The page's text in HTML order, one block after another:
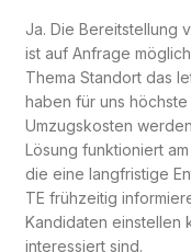
Ja. Die Bereitstellung
ist auf Anfrage
Thema Standort das
haben für uns
Umzugskosten
Lösung funktioniert
die eine langfristige
TE frühzeitig
Kandidaten einstellen
interessiert sind.